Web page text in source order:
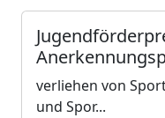
verliehen von
und Spor...